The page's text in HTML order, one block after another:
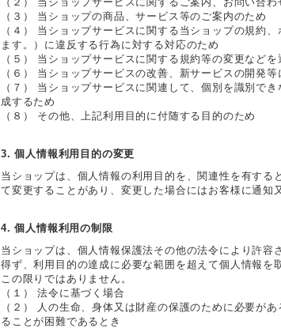
（３） 当ショップの商品、サービス等のご案内のため
（４） 当ショップサービスに関する当ショップの規約
ます。）に違反する行為に対する対応のため
（５） 当ショップサービスに関する規約等の変更などを
（６） 当ショップサービスの改善、新サービスの開発
（７） 当ショップサービスに関連して、個別を識別で
成するため
（８） その他、上記利用目的に付随する目的のため
3. 個人情報利用目的の変更
当ショップは、個人情報の利用目的を、関連性を有する
て変更することがあり、変更した場合にはお客様に通知
4. 個人情報利用の制限
当ショップは、個人情報保護法その他の法令により許容
得ず、利用目的の達成に必要な範囲を超えて個人情報を
この限りではありません。
（１） 法令に基づく場合
（２） 人の生命、身体又は財産の保護のために必要が
ることが困難であるとき